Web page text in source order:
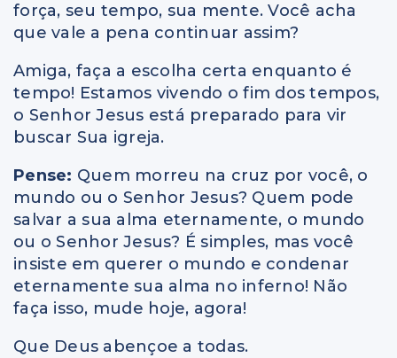
força, seu tempo, sua mente. Você acha
que vale a pena continuar assim?
Amiga, faça a escolha certa enquanto é
tempo! Estamos vivendo o fim dos tempos,
o Senhor Jesus está preparado para vir
buscar Sua igreja.
Pense: Quem morreu na cruz por você, o
mundo ou o Senhor Jesus? Quem pode
salvar a sua alma eternamente, o mundo
ou o Senhor Jesus? É simples, mas você
insiste em querer o mundo e condenar
eternamente sua alma no inferno! Não
faça isso, mude hoje, agora!
Que Deus abençoe a todas.